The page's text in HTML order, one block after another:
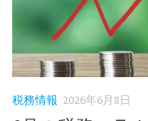
税務情報 2026年6月8日